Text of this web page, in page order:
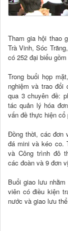
Tham gia hội thao
Trà Vinh, Sóc
có 252 đại biểu
Trong buổi họp mặt
nghiệm và trao đổi
qua 3 chuyên đề:
tác quản lý hóa
vấn đề thực hiện cổ
Đồng thời, các đơn
đá mini và kéo co.
và Công trình đô
các đoàn và 9 đơn
Buổi giao lưu
viên có điều kiện
nước và giao lưu